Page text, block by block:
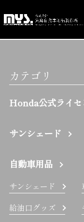
カテゴリ
Honda公式ライセ
サンシェード
自動車用品
サンシェード
給油口グッズ